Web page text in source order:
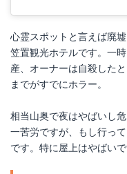
心霊スポットと言えば廃
笠置観光ホテルです。一
産、オーナーは自殺した
までがすでにホラー。
相当山奥で夜はやばいし
一苦労ですが、もし行っ
です。特に屋上はやばいで